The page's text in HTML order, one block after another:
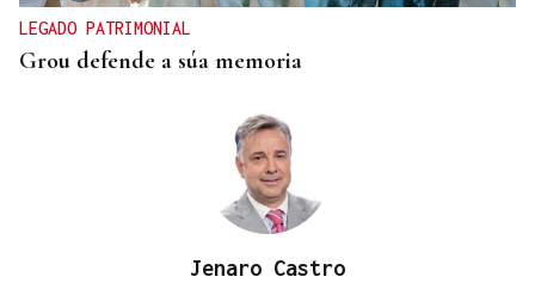
LEGADO PATRIMONIAL
Grou defende a súa memoria
Jenaro Castro